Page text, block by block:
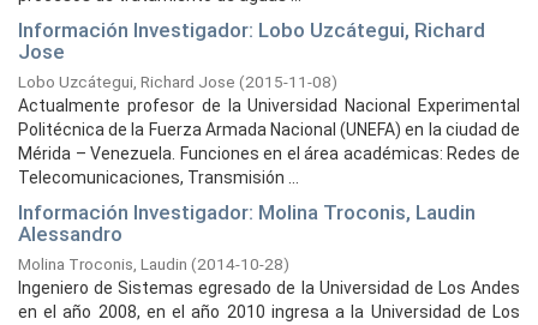
Información Investigador: Lobo Uzcátegui, Richard
Jose
Lobo Uzcátegui, Richard Jose (2015-11-08)
Actualmente profesor de la Universidad Nacional Experimental
Politécnica de la Fuerza Armada Nacional (UNEFA) en la ciudad de
Mérida – Venezuela. Funciones en el área académicas: Redes de
Telecomunicaciones, Transmisión ...
Información Investigador: Molina Troconis, Laudin
Alessandro
Molina Troconis, Laudin (2014-10-28)
Ingeniero de Sistemas egresado de la Universidad de Los Andes
en el año 2008, en el año 2010 ingresa a la Universidad de Los